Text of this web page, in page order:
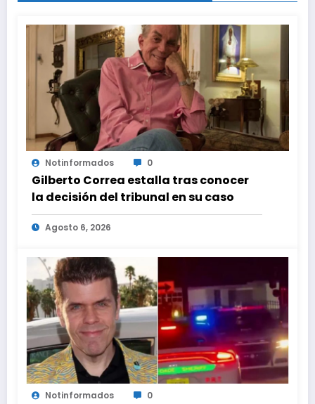
Notinformados 0
Gilberto Correa estalla tras conocer
la decisión del tribunal en su caso
Agosto 6, 2026
Notinformados 0